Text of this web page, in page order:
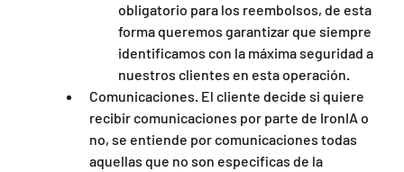
obligatorio para los reembolsos, de esta
forma queremos garantizar que siempre
identificamos con la máxima seguridad a
nuestros clientes en esta operación.
Comunicaciones. El cliente decide si quiere
recibir comunicaciones por parte de IronIA o
no, se entiende por comunicaciones todas
aquellas que no son especificas de la